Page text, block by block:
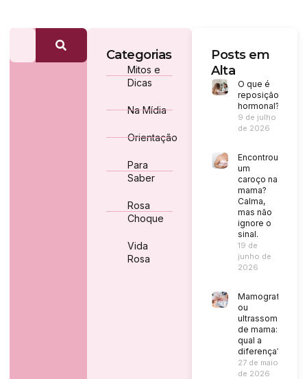
Categorias
Mitos e
Dicas
Na Mídia
Orientação
Para
Saber
Rosa
Choque
Vida
Rosa
Posts em
Alta
O que é
reposição
hormonal?
9 de julho
de 2026
Encontrou
um
caroço na
mama?
Calma,
mas não
ignore o
sinal.
19 de
junho de
2026
Mamografia
ou
ultrassom
de mama:
qual a
diferença?
27 de maio
de 2026